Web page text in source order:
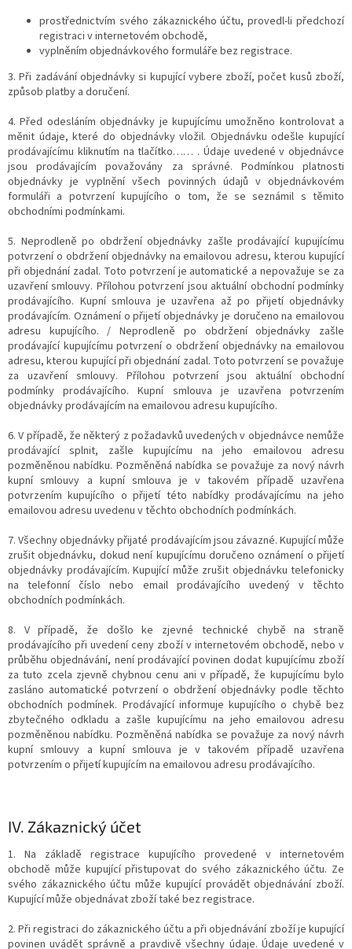
prostřednictvím svého zákaznického účtu, provedl-li předchozí
registraci v internetovém obchodě,
vyplněním objednávkového formuláře bez registrace.
3. Při zadávání objednávky si kupující vybere zboží, počet kusů zboží,
způsob platby a doručení.
4. Před odesláním objednávky je kupujícímu umožněno kontrolovat a
měnit údaje, které do objednávky vložil. Objednávku odešle kupující
prodávajícímu kliknutím na tlačítko…… . Údaje uvedené v objednávce
jsou prodávajícím považovány za správné. Podmínkou platnosti
objednávky je vyplnění všech povinných údajů v objednávkovém
formuláři a potvrzení kupujícího o tom, že se seznámil s těmito
obchodními podmínkami.
5. Neprodleně po obdržení objednávky zašle prodávající kupujícímu
potvrzení o obdržení objednávky na emailovou adresu, kterou kupující
při objednání zadal. Toto potvrzení je automatické a nepovažuje se za
uzavření smlouvy. Přílohou potvrzení jsou aktuální obchodní podmínky
prodávajícího. Kupní smlouva je uzavřena až po přijetí objednávky
prodávajícím. Oznámení o přijetí objednávky je doručeno na emailovou
adresu kupujícího. / Neprodleně po obdržení objednávky zašle
prodávající kupujícímu potvrzení o obdržení objednávky na emailovou
adresu, kterou kupující při objednání zadal. Toto potvrzení se považuje
za uzavření smlouvy. Přílohou potvrzení jsou aktuální obchodní
podmínky prodávajícího. Kupní smlouva je uzavřena potvrzením
objednávky prodávajícím na emailovou adresu kupujícího.
6. V případě, že některý z požadavků uvedených v objednávce nemůže
prodávající splnit, zašle kupujícímu na jeho emailovou adresu
pozměněnou nabídku. Pozměněná nabídka se považuje za nový návrh
kupní smlouvy a kupní smlouva je v takovém případě uzavřena
potvrzením kupujícího o přijetí této nabídky prodávajícímu na jeho
emailovou adresu uvedenu v těchto obchodních podmínkách.
7. Všechny objednávky přijaté prodávajícím jsou závazné. Kupující může
zrušit objednávku, dokud není kupujícímu doručeno oznámení o přijetí
objednávky prodávajícím. Kupující může zrušit objednávku telefonicky
na telefonní číslo nebo email prodávajícího uvedený v těchto
obchodních podmínkách.
8. V případě, že došlo ke zjevné technické chybě na straně
prodávajícího při uvedení ceny zboží v internetovém obchodě, nebo v
průběhu objednávání, není prodávající povinen dodat kupujícímu zboží
za tuto zcela zjevně chybnou cenu ani v případě, že kupujícímu bylo
zasláno automatické potvrzení o obdržení objednávky podle těchto
obchodních podmínek. Prodávající informuje kupujícího o chybě bez
zbytečného odkladu a zašle kupujícímu na jeho emailovou adresu
pozměněnou nabídku. Pozměněná nabídka se považuje za nový návrh
kupní smlouvy a kupní smlouva je v takovém případě uzavřena
potvrzením o přijetí kupujícím na emailovou adresu prodávajícího.
IV. Zákaznický účet
1. Na základě registrace kupujícího provedené v internetovém
obchodě může kupující přistupovat do svého zákaznického účtu. Ze
svého zákaznického účtu může kupující provádět objednávání zboží.
Kupující může objednávat zboží také bez registrace.
2. Při registraci do zákaznického účtu a při objednávání zboží je kupující
povinen uvádět správně a pravdivě všechny údaje. Údaje uvedené v